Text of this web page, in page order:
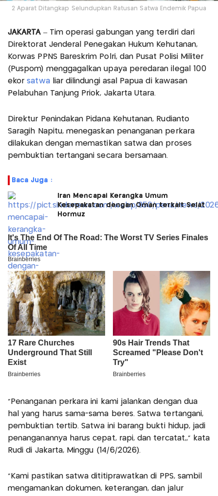
2 Aparat Ditangkap Selundupkan Ratusan Satwa Endemik Papua
JAKARTA– Tim operasi gabungan yang terdiri dari
Direktorat Jenderal Penegakan Hukum Kehutanan,
Korwas PPNS Bareskrim Polri, dan Pusat Polisi Militer
(Puspom) menggagalkan upaya peredaran ilegal 100
ekorsatwaliar dilindungi asal Papua di kawasan
Pelabuhan Tanjung Priok, Jakarta Utara.
Direktur Penindakan Pidana Kehutanan, Rudianto
Saragih Napitu, menegaskan penanganan perkara
dilakukan dengan memastikan satwa dan proses
pembuktian tertangani secara bersamaan.
Baca Juga :
Iran Mencapai Kerangka Umum
Kesepakatan dengan Oman terkait Selat
Hormuz
“Penanganan perkara ini kami jalankan dengan dua
hal yang harus sama-sama beres. Satwa tertangani,
pembuktian tertib. Satwa ini barang bukti hidup, jadi
penanganannya harus cepat, rapi, dan tercatat,,” kata
Rudi di Jakarta, Minggu (14/6/2026).
“Kami pastikan satwa dititiprawatkan di PPS, sambil
mengamankan dokumen, keterangan, dan jalur